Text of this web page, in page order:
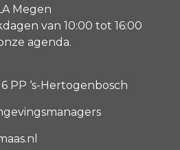
Megen
van 10:00 tot 16:00
agenda.
PP ‘s-Hertogenbosch